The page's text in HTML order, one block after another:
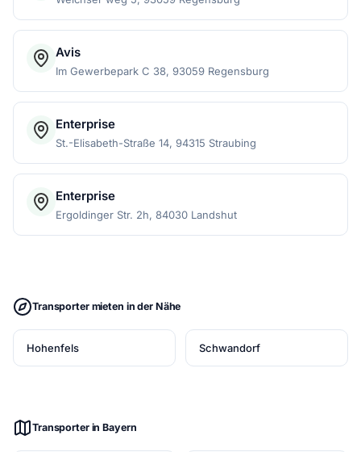
Avis
Im Gewerbepark C 38, 93059 Regensburg
Enterprise
St.-Elisabeth-Straße 14, 94315 Straubing
Enterprise
Ergoldinger Str. 2h, 84030 Landshut
Transporter mieten in der Nähe
Hohenfels Schwandorf
Transporter in Bayern